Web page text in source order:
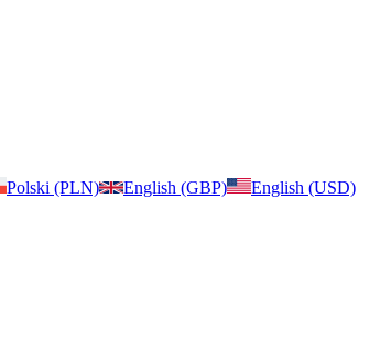
Polski (PLN) English (GBP)
English (USD)